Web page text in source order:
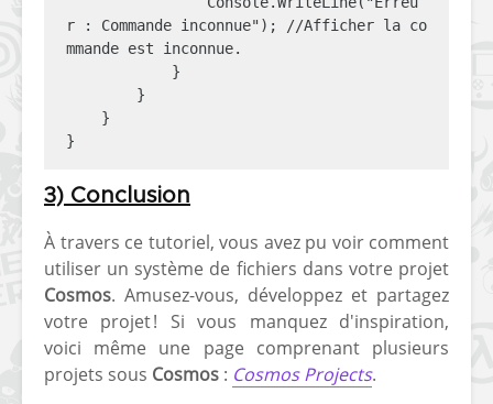
r : Commande inconnue"); //Afficher la co
mmande est inconnue.
}
3) Conclusion
À travers ce tutoriel, vous avez pu voir comment
utiliser un système de fichiers dans votre projet
Cosmos. Amusez-vous, développez et partagez
votre projet ! Si vous manquez d'inspiration,
voici même une page comprenant plusieurs
projets sous Cosmos : Cosmos Projects.